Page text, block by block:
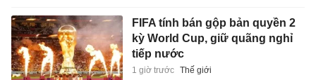
FIFA tính bán gộp bản quyền 2
kỳ World Cup, giữ quãng nghỉ
tiếp nước
1 giờ trước Thế giới